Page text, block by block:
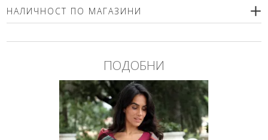
НАЛИЧНОСТ ПО МАГАЗИНИ
ПОДОБНИ